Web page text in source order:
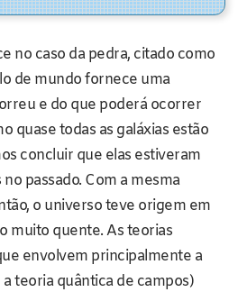
no caso da pedra, citado como
de mundo fornece uma
e do que poderá ocorrer
quase todas as galáxias estão
concluir que elas estiveram
passado. Com a mesma
o universo teve origem em
muito quente. As teorias
envolvem principalmente a
teoria quântica de campos)